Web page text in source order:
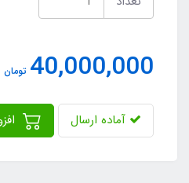
40,000,000 تومان
آماده ارسال